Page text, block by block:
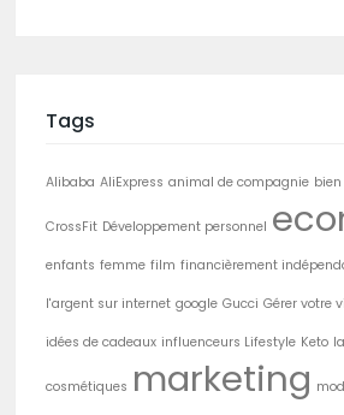
Tags
Alibaba AliExpress animal de compagnie
CrossFit Développement personnel
enfants femme film financièrement
l'argent sur internet google Gucci Gérer votre
idées de cadeaux influenceurs Lifestyle Keto
cosmétiques marketing